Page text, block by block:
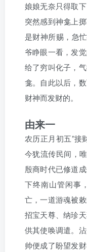
娘娘无奈只得取
突然感到神龛上
是财神所赐，急
爷睁眼一看，发
给了穷叫化子，
龛。自此以后，
财神而发财的。
由来一
农历正月初五”接
今犹流传民间，
殷商时代已修道
下终南山管闲事
亡，一道游魂被
招宝天尊、纳珍
供其使唤调遣。
帅便成了盼望发